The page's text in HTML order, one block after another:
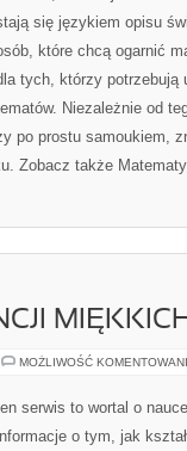
się językiem opisu
które chcą ogarnić
tych, którzy potrzebują
Niezależnie od
po prostu samoukiem,
Zobacz także
MOŻLIWOŚĆ
serwis to wortal o
o tym, jak